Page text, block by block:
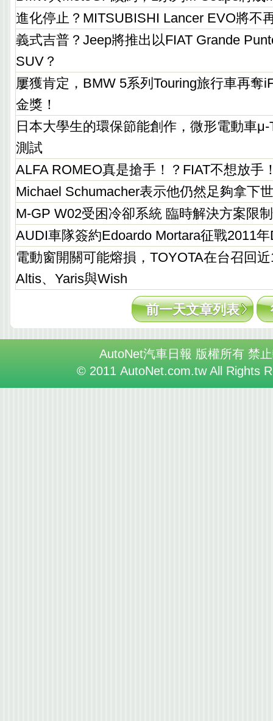
進化停止？MITSUBISHI Lancer EVO將不
義式吉普？Jeep將推出以FIAT Grande
SUV？
屢獲肯定，BMW 5系列Touring旅行車再奪
金獎！
日本大學生的環保節能創作，微形電動車
測試
ALFA ROMEO真是搶手！？FIAT不想放手
Michael Schumacher表示他仍然足夠拿下
M-GP W02受困冷卻系統 臨時解決方案限
AUDI車隊簽約Edoardo Mortara征戰2011年
電動窗開關可能熔損，TOYOTA在台召回
Altis、Yaris與Wish
前一天文章列表
AutoNet汽車日報 版權所有 禁
© 2011 AutoNet.com.tw All Rights